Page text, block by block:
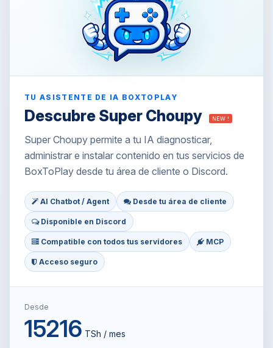
TU ASISTENTE DE IA BOXTOPLAY
Descubre Super Choupy NEW !
Super Choupy permite a tu IA diagnosticar,
administrar e instalar contenido en tus servicios de
BoxToPlay desde tu área de cliente o Discord.
AI Chatbot / Agent Desde tu área de cliente
Disponible en Discord
Compatible con todos tus servidores MCP
Acceso seguro
Desde
15216 TSh / mes